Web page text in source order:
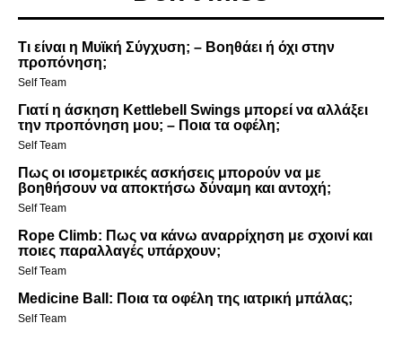
Τι είναι η Μυϊκή Σύγχυση; – Βοηθάει ή όχι στην
προπόνηση;
Self Team
Γιατί η άσκηση Kettlebell Swings μπορεί να αλλάξει
την προπόνηση μου; – Ποια τα οφέλη;
Self Team
Πως οι ισομετρικές ασκήσεις μπορούν να με
βοηθήσουν να αποκτήσω δύναμη και αντοχή;
Self Team
Rope Climb: Πως να κάνω αναρρίχηση με σχοινί και
ποιες παραλλαγές υπάρχουν;
Self Team
Medicine Ball: Ποια τα οφέλη της ιατρική μπάλας;
Self Team